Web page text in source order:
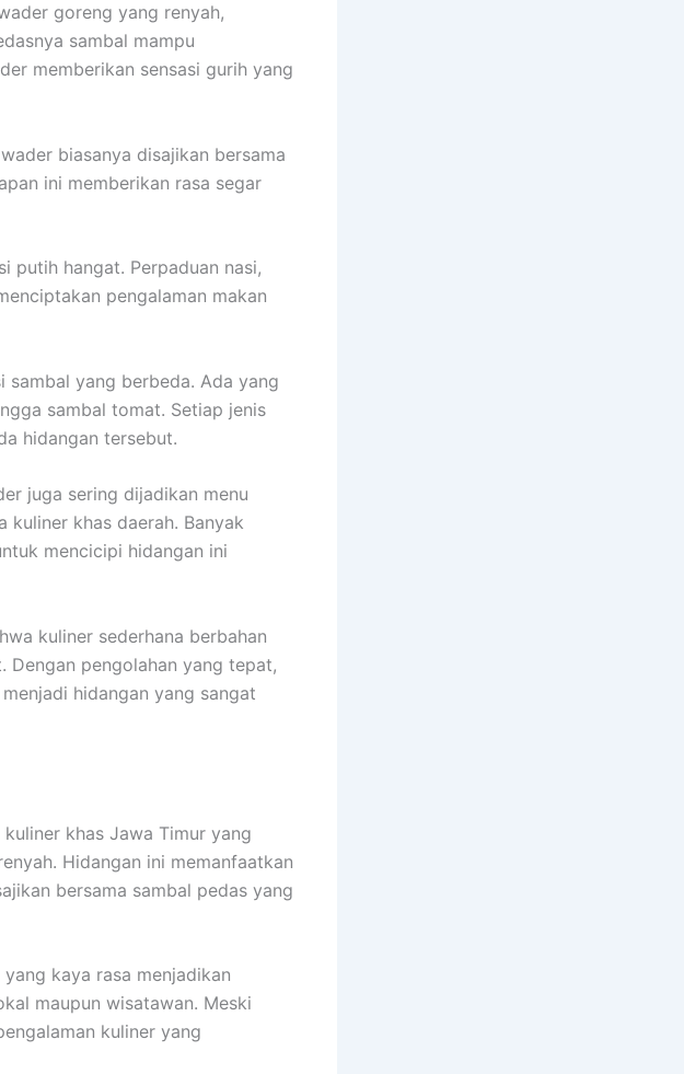
goreng yang renyah,
sambal mampu
memberikan sensasi gurih yang
biasanya disajikan bersama
ini memberikan rasa segar
putih hangat. Perpaduan nasi,
pengalaman makan
sambal yang berbeda. Ada yang
sambal tomat. Setiap jenis
hidangan tersebut.
juga sering dijadikan menu
khas daerah. Banyak
mencicipi hidangan ini
kuliner sederhana berbahan
pengolahan yang tepat,
hidangan yang sangat
khas Jawa Timur yang
Hidangan ini memanfaatkan
bersama sambal pedas yang
kaya rasa menjadikan
maupun wisatawan. Meski
kuliner yang